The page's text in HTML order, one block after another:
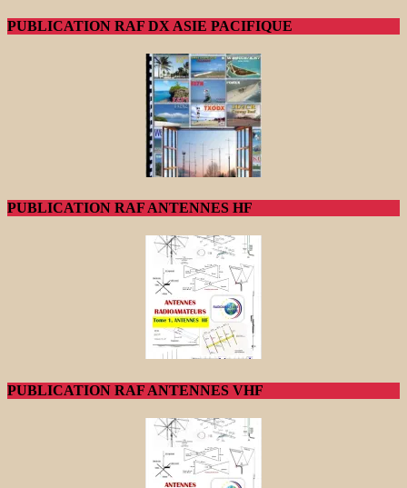
PUBLICATION RAF DX ASIE PACIFIQUE
PUBLICATION RAF ANTENNES HF
PUBLICATION RAF ANTENNES VHF